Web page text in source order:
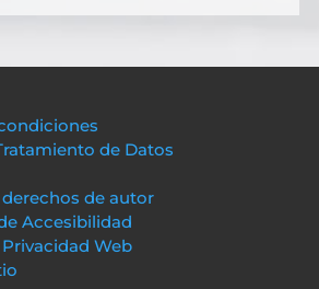
de Datos
derechos de autor
Accesibilidad
Web